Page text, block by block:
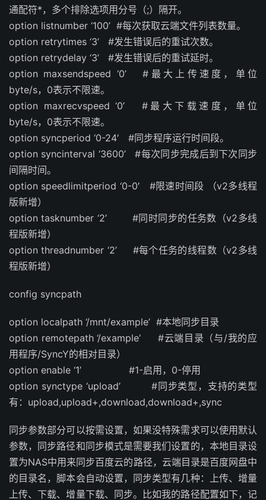
通配符*，多个排除选项用分号（;）隔开。
option listnumber ‘100’ #每次获取云端文件列表数量。
option retrytimes ‘3’ #发生错误后的重试次数。
option retrydelay ‘3’ #发生错误后的重试延时。
option maxsendspeed ‘0’ #最大上传速度，单位
byte/s，0表示不限速。
option maxrecvspeed ‘0’ #最大下载速度，单位
byte/s，0表示不限速。
option syncperiod ‘0-24′ #同步程序运行时间段。
option syncinterval ‘3600’ #每次同步完成后到下次同步
间隔时间。
option speedlimitperiod ‘0-0′ #限速时间段 （v2多线程
版新增）
option tasknumber ‘2’ #同时同步的任务数（v2多线
程版新增）
option threadnumber ‘2’ #每个任务的线程数（v2多线
程版新增）
config syncpath
option localpath ‘/mnt/example’ #本地同步目录
option remotepath ‘/example’ #云端目录（与/我的应
用程序/SyncY的相对目录）
option enable ‘1’ #1-启用，0-停用
option synctype ‘upload’ #同步类型，支持的类型
有：upload,upload+,download,download+,sync
同步参数部分可以按需设置，如果没特殊需求可以使用默认
参数，同步路径和同步模式是需要我们设置的，本地目录设
置为NAS中用来同步百度云的路径，云端目录是百度网盘中
的目录名，脚本会自动设置，同步类型有几种：上传、增量
上传、下载、增量下载、同步。比如我的路径配置如下，记